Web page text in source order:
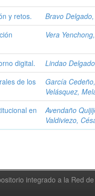
y retos.
Bravo
Vera
digital.
Lindao
de los
García
Velásquez,
en
Avendaño
Valdiviezo,
integrado a la Red